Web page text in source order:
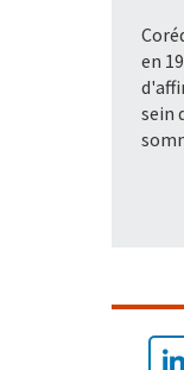
en
sein